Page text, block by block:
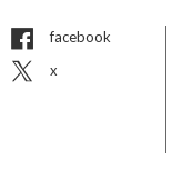
facebook
x